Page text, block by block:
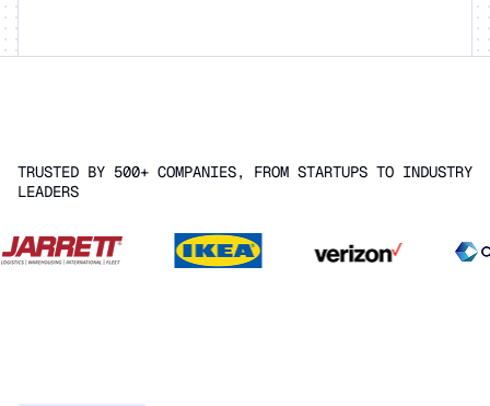
TRUSTED BY 500+ COMPANIES, FROM STARTUPS TO INDUSTRY
LEADERS